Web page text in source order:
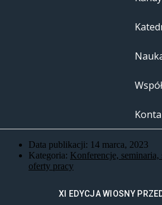
Data publikacji: 14 marca, 2023
Kategoria: Konferencje, seminaria,
oferty pracy
XI EDYCJA WIOSNY